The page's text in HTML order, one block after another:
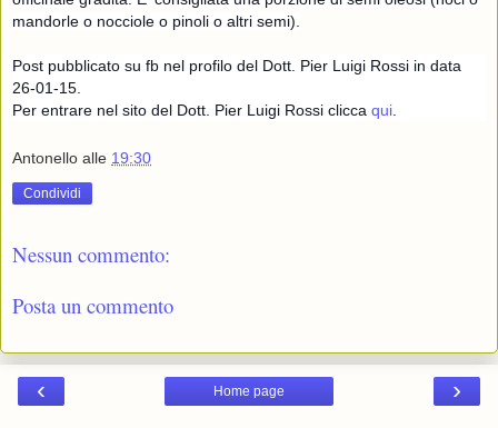
mandorle o nocciole o pinoli o altri semi).
Post pubblicato su fb nel profilo del Dott. Pier Luigi Rossi in data
26-01-15.
Per entrare nel sito del Dott. Pier Luigi Rossi clicca qui
Antonello alle 19:30
Condividi
Nessun commento:
Posta un commento
‹ ›
Home page